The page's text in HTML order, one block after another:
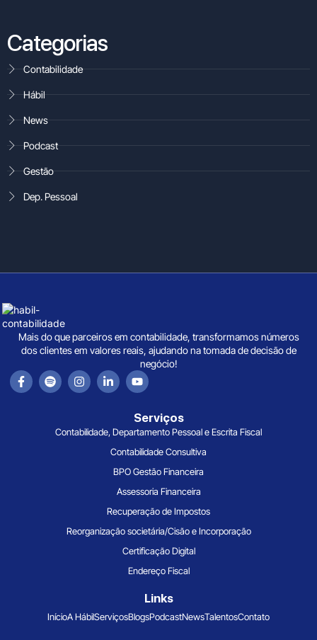
Categorias
Contabilidade
Hábil
News
Podcast
Gestão
Dep. Pessoal
Mais do que parceiros em contabilidade, transformamos números
dos clientes em valores reais, ajudando na tomada de decisão de
negócio!
Serviços
Contabilidade, Departamento Pessoal e Escrita Fiscal
Contabilidade Consultiva
BPO Gestão Financeira
Assessoria Financeira
Recuperação de Impostos
Reorganização societária/Cisão e Incorporação
Certificação Digital
Endereço Fiscal
Links
InícioA HábilServiçosBlogsPodcastNewsTalentosContato